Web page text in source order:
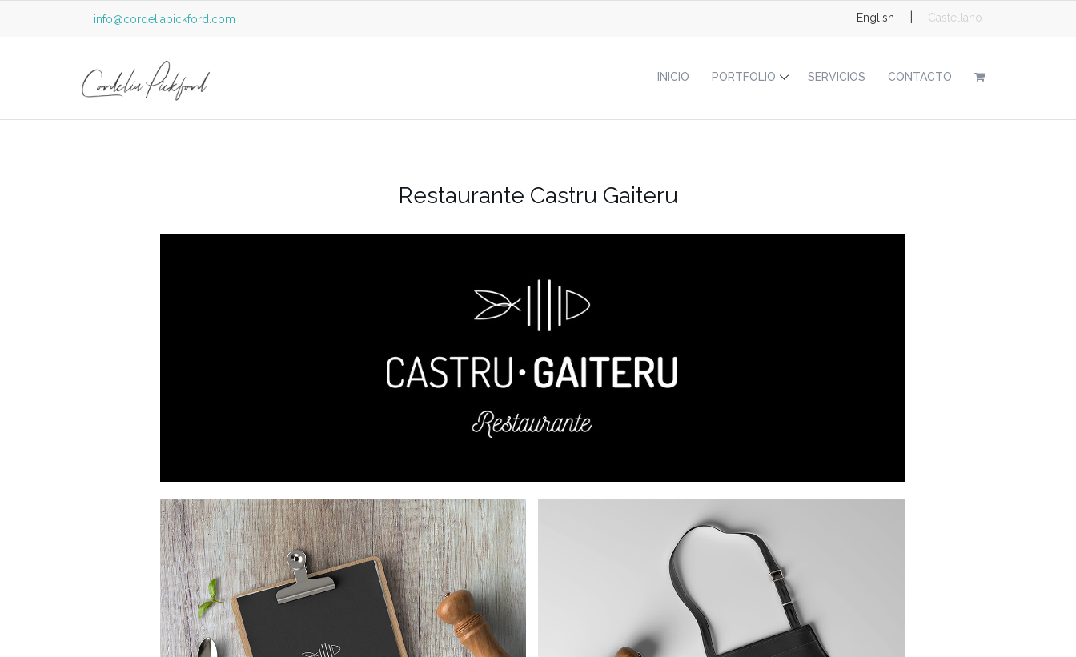
info@cordeliapickford.com English Castellano
INICIO PORTFOLIO SERVICIOS CONTACTO
Restaurante Castru Gaiteru